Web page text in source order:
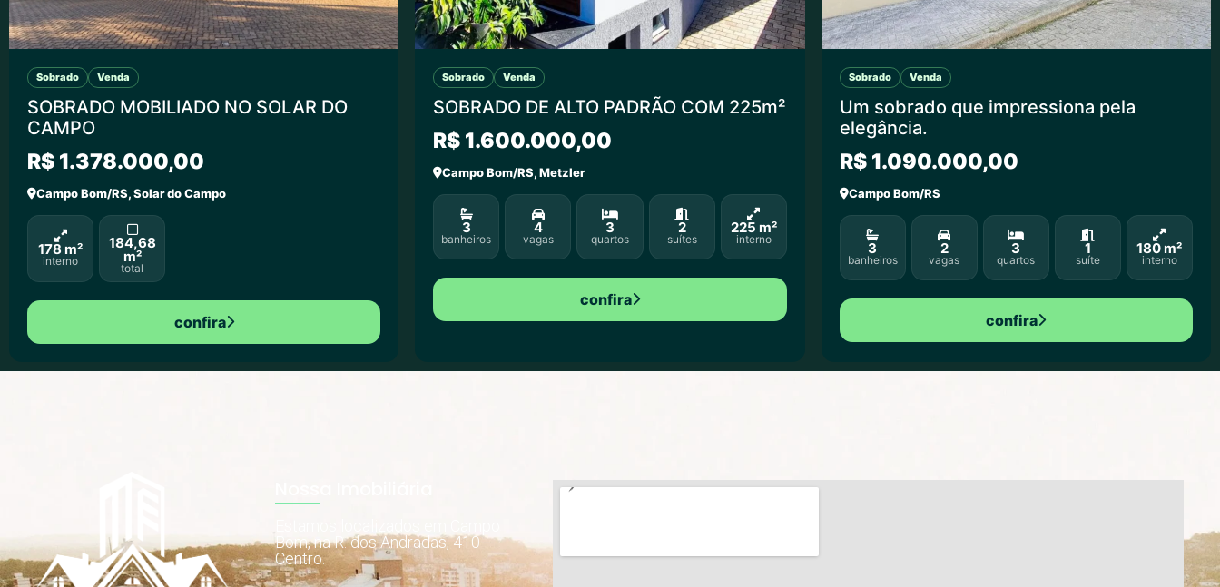
Sobrado Venda
SOBRADO MOBILIADO NO SOLAR DO
CAMPO
R$ 1.378.000,00
Campo Bom/RS, Solar do Campo
178 m²
interno
184,68
m²
total
confira
Sobrado Venda
SOBRADO DE ALTO PADRÃO COM 225m²
R$ 1.600.000,00
Campo Bom/RS, Metzler
3
banheiros
4
vagas
3
quartos
2
suítes
225 m²
interno
confira
Sobrado Venda
Um sobrado que impressiona pela
elegância.
R$ 1.090.000,00
Campo Bom/RS
3
banheiros
2
vagas
3
quartos
1
suíte
180 m²
interno
confira
Bom, na R. dos Andradas, 410 -
Centro.